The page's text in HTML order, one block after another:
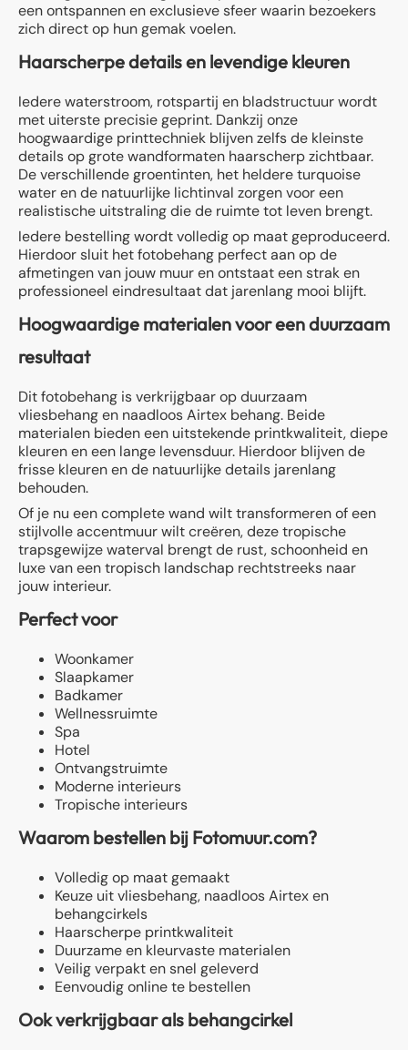
een ontspannen en exclusieve sfeer waarin bezoekers
zich direct op hun gemak voelen.
Haarscherpe details en levendige kleuren
Iedere waterstroom, rotspartij en bladstructuur wordt
met uiterste precisie geprint. Dankzij onze
hoogwaardige printtechniek blijven zelfs de kleinste
details op grote wandformaten haarscherp zichtbaar.
De verschillende groentinten, het heldere turquoise
water en de natuurlijke lichtinval zorgen voor een
realistische uitstraling die de ruimte tot leven brengt.
Iedere bestelling wordt volledig op maat geproduceerd.
Hierdoor sluit het fotobehang perfect aan op de
afmetingen van jouw muur en ontstaat een strak en
professioneel eindresultaat dat jarenlang mooi blijft.
Hoogwaardige materialen voor een duurzaam
resultaat
Dit fotobehang is verkrijgbaar op duurzaam
vliesbehang en naadloos Airtex behang. Beide
materialen bieden een uitstekende printkwaliteit, diepe
kleuren en een lange levensduur. Hierdoor blijven de
frisse kleuren en de natuurlijke details jarenlang
behouden.
Of je nu een complete wand wilt transformeren of een
stijlvolle accentmuur wilt creëren, deze tropische
trapsgewijze waterval brengt de rust, schoonheid en
luxe van een tropisch landschap rechtstreeks naar
jouw interieur.
Perfect voor
Woonkamer
Slaapkamer
Badkamer
Wellnessruimte
Spa
Hotel
Ontvangstruimte
Moderne interieurs
Tropische interieurs
Waarom bestellen bij Fotomuur.com?
Volledig op maat gemaakt
Keuze uit vliesbehang, naadloos Airtex en
behangcirkels
Haarscherpe printkwaliteit
Duurzame en kleurvaste materialen
Veilig verpakt en snel geleverd
Eenvoudig online te bestellen
Ook verkrijgbaar als behangcirkel